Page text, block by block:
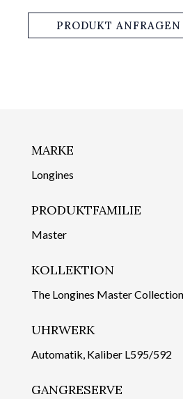
PRODUKT ANFRAGEN
MARKE
Longines
PRODUKTFAMILIE
Master
KOLLEKTION
The Longines Master Collection
UHRWERK
Automatik, Kaliber L595/592
GANGRESERVE